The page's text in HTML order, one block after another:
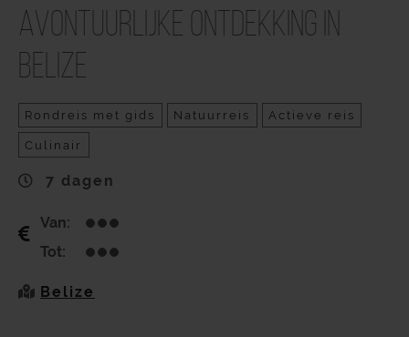
Avontuurlijke ontdekking in
Belize
Rondreis met gids Natuurreis Actieve reis
Culinair
7 dagen
Van:
Tot:
Belize